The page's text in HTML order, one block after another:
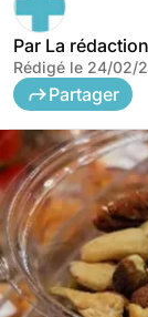
Par La
Rédigé le 24/02/
Partager